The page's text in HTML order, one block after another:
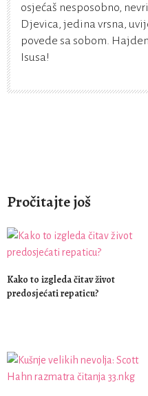
osjećaš nesposobno,
Djevica, jedina vrsna,
povede sa sobom.
Isusa!
Pročitajte još
Kako to izgleda čitav život
predosjećati repaticu?